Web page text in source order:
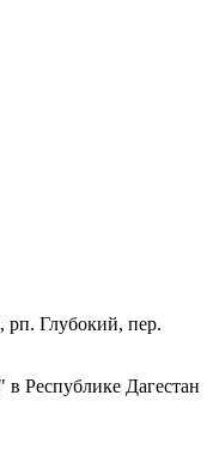
рп. Глубокий, пер.
Республике Дагестан